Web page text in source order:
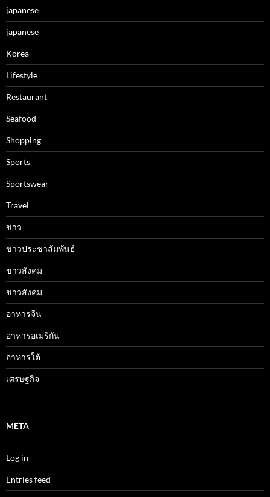
japanese
japanese
Korea
Lifestyle
Restaurant
Seafood
Shopping
Sports
Sportswear
Travel
ข่าว
ข่าวประชาสัมพันธ์
ข่าวสังคม
ข่าวสังคม
อาหารจีน
อาหารอเมริกัน
อาหารใต้
เศรษฐกิจ
META
Log in
Entries feed